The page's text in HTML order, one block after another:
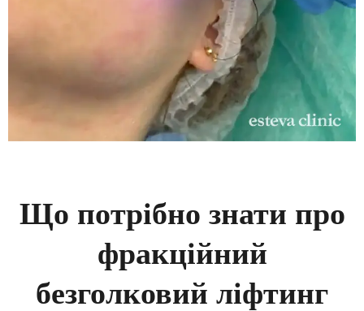
Що потрібно знати про
фракційний
безголковий ліфтинг